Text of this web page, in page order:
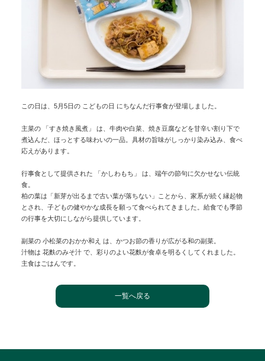
この日は、5月5日の こどもの日 にちなんだ行事食が登場しました。
主菜の 「すき焼き風煮」 は、牛肉や白菜、焼き豆腐などを甘辛い割り下で
煮込んだ、ほっとする味わいの一品。具材の旨味がしっかり染み込み、食べ
応えがあります。
行事食として提供された 「かしわもち」 は、端午の節句に欠かせない伝統
食。
柏の葉は「新芽が出るまで古い葉が落ちない」ことから、家系が続く縁起物
とされ、子どもの健やかな成長を願って食べられてきました。給食でも季節
の行事を大切にしながら提供しています。
副菜の 小松菜のおかか和え は、かつお節の香りが広がる和の副菜。
汁物は 花麩のみそ汁 で、彩りのよい花麩が食卓を明るくしてくれました。
主食はごはんです。
一覧へ戻る